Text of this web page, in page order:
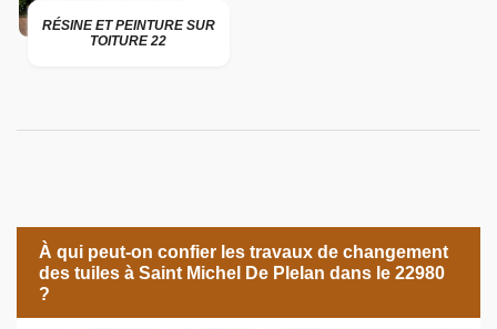
RÉSINE ET PEINTURE SUR
TOITURE 22
À qui peut-on confier les travaux de changement
des tuiles à Saint Michel De Plelan dans le 22980
?